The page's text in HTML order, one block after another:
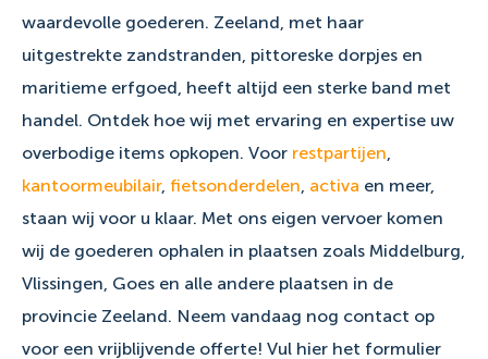
waardevolle goederen. Zeeland, met haar
uitgestrekte zandstranden, pittoreske dorpjes en
maritieme erfgoed, heeft altijd een sterke band met
handel. Ontdek hoe wij met ervaring en expertise uw
overbodige items opkopen. Voor restpartijen
kantoormeubilair, fietsonderdelen activa en meer,
staan wij voor u klaar. Met ons eigen vervoer komen
wij de goederen ophalen in plaatsen zoals Middelburg,
Vlissingen, Goes en alle andere plaatsen in de
provincie Zeeland. Neem vandaag nog contact op
voor een vrijblijvende offerte! Vul hier het formulier